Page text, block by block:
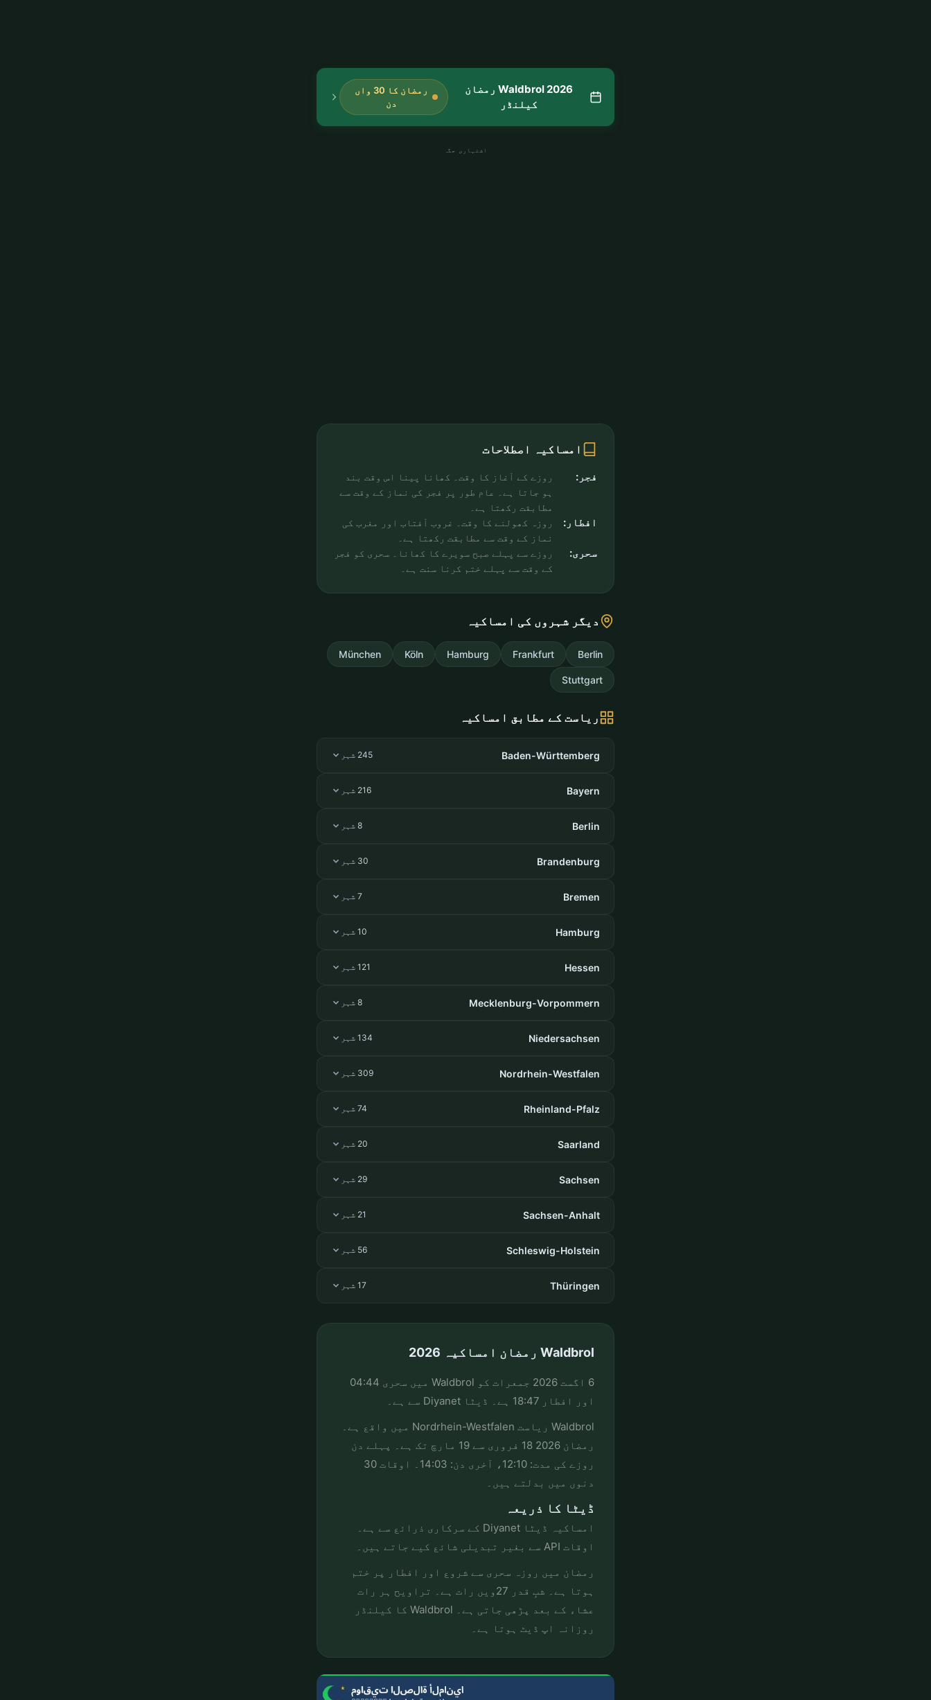
Waldbrol 2026 رمضان
کیلنڈر
رمضان کا 30 واں
دن
اشتہاری جگہ
امساکیہ اصطلاحات
فجر:
روزے کے آغاز کا وقت۔ کھانا پینا اس وقت بند
ہو جاتا ہے۔ عام طور پر فجر کی نماز کے وقت سے
مطابقت رکھتا ہے۔
افطار:
روزہ کھولنے کا وقت۔ غروب آفتاب اور مغرب کی
نماز کے وقت سے مطابقت رکھتا ہے۔
سحری:
روزے سے پہلے صبح سویرے کا کھانا۔ سحری کو فجر
کے وقت سے پہلے ختم کرنا سنت ہے۔
دیگر شہروں کی امساکیہ
Berlin
Frankfurt
Hamburg
Köln
München
Stuttgart
ریاست کے مطابق امساکیہ
Baden-Württemberg 245 شہر
Bayern 216 شہر
Berlin 8 شہر
Brandenburg 30 شہر
Bremen 7 شہر
Hamburg 10 شہر
Hessen 121 شہر
Mecklenburg-Vorpommern 8 شہر
Niedersachsen 134 شہر
Nordrhein-Westfalen 309 شہر
Rheinland-Pfalz 74 شہر
Saarland 20 شہر
Sachsen 29 شہر
Sachsen-Anhalt 21 شہر
Schleswig-Holstein 56 شہر
Thüringen 17 شہر
Waldbrol رمضان امساکیہ 2026
6 اگست 2026 جمعرات کو Waldbrol میں سحری 04:44
اور افطار 18:47 ہے۔ ڈیٹا Diyanet سے ہے۔
Waldbrol ریاست Nordrhein-Westfalen میں واقع ہے۔
رمضان 2026 18 فروری سے 19 مارچ تک ہے۔ پہلے دن
روزے کی مدت: 12:10، آخری دن: 14:03۔ اوقات 30
دنوں میں بدلتے ہیں۔
ڈیٹا کا ذریعہ
امساکیہ ڈیٹا Diyanet کے سرکاری ذرائع سے ہے۔
اوقات API سے بغیر تبدیلی شائع کیے جاتے ہیں۔
رمضان میں روزہ سحری سے شروع اور افطار پر ختم
ہوتا ہے۔ شبِ قدر 27ویں رات ہے۔ تراویح ہر رات
عشاء کے بعد پڑھی جاتی ہے۔ Waldbrol کا کیلنڈر
روزانہ اپ ڈیٹ ہوتا ہے۔